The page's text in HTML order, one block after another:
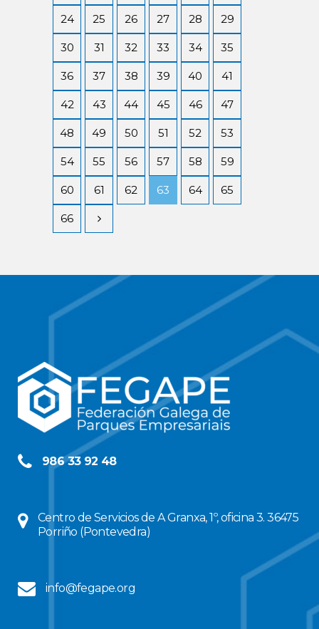
24 25 26 27 28 29
30 31 32 33 34 35
36 37 38 39 40 41
42 43 44 45 46 47
48 49 50 51 52 53
54 55 56 57 58 59
60 61 62 63 64 65
66
986 33 92 48
Centro de Servicios de A Granxa, 1º, oficina 3. 36475
Porriño (Pontevedra)
info@fegape.org